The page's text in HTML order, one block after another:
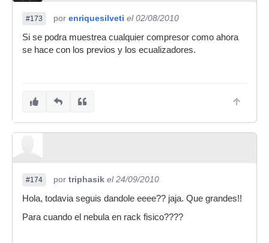
#173 por enriquesilveti el 02/08/2010
Si se podra muestrea cualquier compresor como ahora
se hace con los previos y los ecualizadores.
#174 por triphasik el 24/09/2010
Hola, todavia seguis dandole eeee?? jaja. Que grandes!!
Para cuando el nebula en rack fisico????